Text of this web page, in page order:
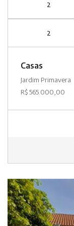
2
2
Casas
Jardim Primavera
R$ 565.000,00